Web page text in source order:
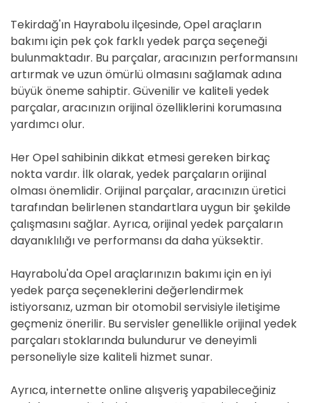
Tekirdağ'ın Hayrabolu ilçesinde, Opel araçların
bakımı için pek çok farklı yedek parça seçeneği
bulunmaktadır. Bu parçalar, aracınızın performansını
artırmak ve uzun ömürlü olmasını sağlamak adına
büyük öneme sahiptir. Güvenilir ve kaliteli yedek
parçalar, aracınızın orijinal özelliklerini korumasına
yardımcı olur.
Her Opel sahibinin dikkat etmesi gereken birkaç
nokta vardır. İlk olarak, yedek parçaların orijinal
olması önemlidir. Orijinal parçalar, aracınızın üretici
tarafından belirlenen standartlara uygun bir şekilde
çalışmasını sağlar. Ayrıca, orijinal yedek parçaların
dayanıklılığı ve performansı da daha yüksektir.
Hayrabolu'da Opel araçlarınızın bakımı için en iyi
yedek parça seçeneklerini değerlendirmek
istiyorsanız, uzman bir otomobil servisiyle iletişime
geçmeniz önerilir. Bu servisler genellikle orijinal yedek
parçaları stoklarında bulundurur ve deneyimli
personeliyle size kaliteli hizmet sunar.
Ayrıca, internette online alışveriş yapabileceğiniz